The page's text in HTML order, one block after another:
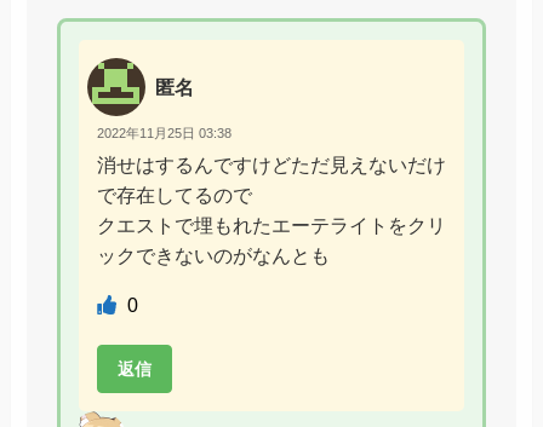
匿名
2022年11月25日 03:38
消せはするんですけどただ見えないだけ
で存在してるので
クエストで埋もれたエーテライトをクリ
ックできないのがなんとも
0
返信